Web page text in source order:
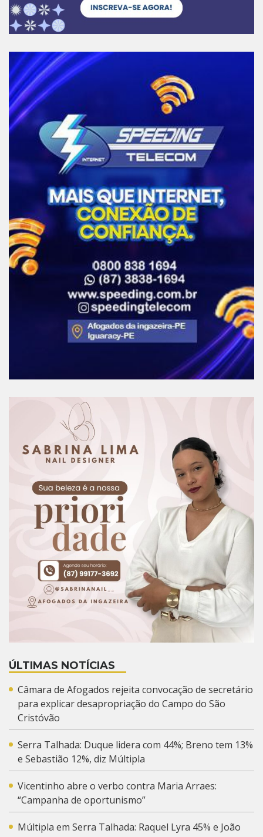
ÚLTIMAS NOTÍCIAS
Câmara de Afogados rejeita convocação de secretário
para explicar desapropriação do Campo do São
Cristóvão
Serra Talhada: Duque lidera com 44%; Breno tem 13%
e Sebastião 12%, diz Múltipla
Vicentinho abre o verbo contra Maria Arraes:
“Campanha de oportunismo”
Múltipla em Serra Talhada: Raquel Lyra 45% e João